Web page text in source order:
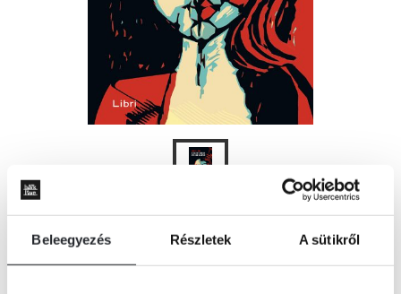
Beleegyezés Részletek A sütikről
ÉRTESÍTÉST KÉREK